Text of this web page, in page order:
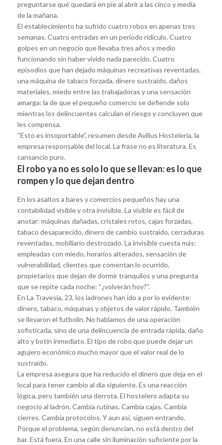
preguntarse qué quedará en pie al abrir a las cinco y media
de la mañana.
El establecimiento ha sufrido cuatro robos en apenas tres
semanas. Cuatro entradas en un periodo ridículo. Cuatro
golpes en un negocio que llevaba tres años y medio
funcionando sin haber vivido nada parecido. Cuatro
episodios que han dejado máquinas recreativas reventadas,
una máquina de tabaco forzada, dinero sustraído, daños
materiales, miedo entre las trabajadoras y una sensación
amarga: la de que el pequeño comercio se defiende solo
mientras los delincuentes calculan el riesgo y concluyen que
les compensa.
“Esto es insoportable”, resumen desde Avilius Hostelería, la
empresa responsable del local. La frase no es literatura. Es
cansancio puro.
El robo ya no es solo lo que se llevan: es lo que
rompen y lo que dejan dentro
En los asaltos a bares y comercios pequeños hay una
contabilidad visible y otra invisible. La visible es fácil de
anotar: máquinas dañadas, cristales rotos, cajas forzadas,
tabaco desaparecido, dinero de cambio sustraído, cerraduras
reventadas, mobiliario destrozado. La invisible cuesta más:
empleadas con miedo, horarios alterados, sensación de
vulnerabilidad, clientes que comentan lo ocurrido,
propietarios que dejan de dormir tranquilos y una pregunta
que se repite cada noche: “¿volverán hoy?”.
En La Travesía, 23, los ladrones han ido a por lo evidente:
dinero, tabaco, máquinas y objetos de valor rápido. También
se llevaron el futbolín. No hablamos de una operación
sofisticada, sino de una delincuencia de entrada rápida, daño
alto y botín inmediato. El tipo de robo que puede dejar un
agujero económico mucho mayor que el valor real de lo
sustraído.
La empresa asegura que ha reducido el dinero que deja en el
local para tener cambio al día siguiente. Es una reacción
lógica, pero también una derrota. El hostelero adapta su
negocio al ladrón. Cambia rutinas. Cambia cajas. Cambia
cierres. Cambia protocolos. Y aun así, siguen entrando.
Porque el problema, según denuncian, no está dentro del
bar. Está fuera. En una calle sin iluminación suficiente por la